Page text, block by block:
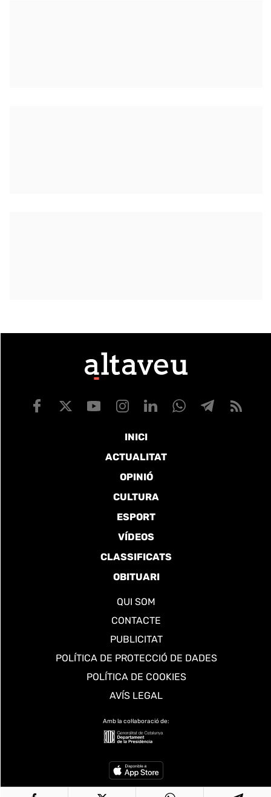
INICI
ACTUALITAT
OPINIÓ
CULTURA
ESPORT
VÍDEOS
CLASSIFICATS
OBITUARI
QUI SOM
CONTACTE
PUBLICITAT
POLÍTICA DE PROTECCIÓ DE DADES
POLÍTICA DE COOKIES
AVÍS LEGAL
Amb la col·laboració de: